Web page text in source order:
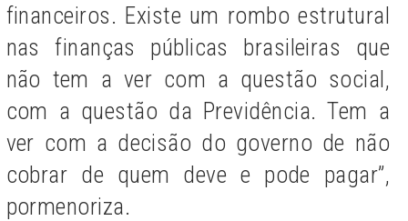
financeiros. Existe um rombo estrutural
nas finanças públicas brasileiras que
não tem a ver com a questão social,
com a questão da Previdência. Tem a
ver com a decisão do governo de não
cobrar de quem deve e pode pagar”,
pormenoriza.